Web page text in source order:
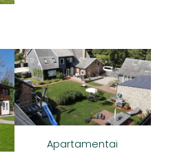
Apartamentai